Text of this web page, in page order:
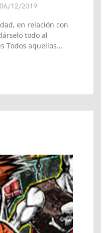
06/12/2019
en relación con
todo al
Todos aquellos…